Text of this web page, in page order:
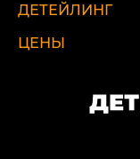
ДЕТЕЙЛИНГ
ЦЕНЫ